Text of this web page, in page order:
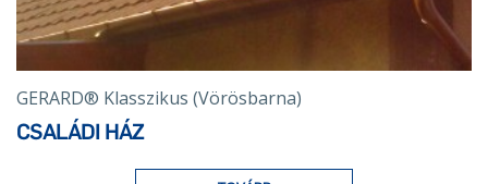
GERARD® Klasszikus (Vörösbarna)
CSALÁDI HÁZ